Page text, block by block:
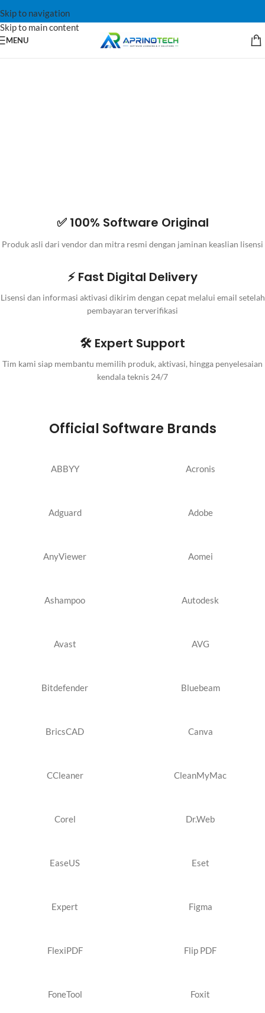
Skip to navigation
Skip to main content
MENU
✅ 100% Software Original
Produk asli dari vendor dan mitra resmi dengan jaminan keaslian lisensi
⚡ Fast Digital Delivery
Lisensi dan informasi aktivasi dikirim dengan cepat melalui email setelah
pembayaran terverifikasi
🛠️ Expert Support
Tim kami siap membantu memilih produk, aktivasi, hingga penyelesaian
kendala teknis 24/7
Official Software Brands
ABBYY Acronis
Adguard Adobe
AnyViewer Aomei
Ashampoo Autodesk
Avast AVG
Bitdefender Bluebeam
BricsCAD Canva
CCleaner CleanMyMac
Corel Dr.Web
EaseUS Eset
Expert Figma
FlexiPDF Flip PDF
FoneTool Foxit